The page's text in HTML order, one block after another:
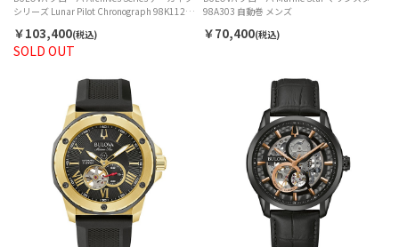
SOLD OUT
シリーズ Lunar Pilot Chronograph 98K112 ク
￥103,400(税込)
98A303 自動巻 メンズ
￥70,400(税込)